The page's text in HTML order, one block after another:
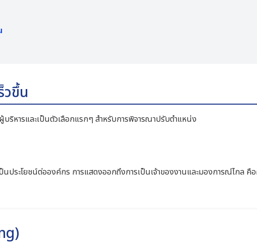
ขึ้น
ริหารและเป็นตัวเลือกแรกๆ สำหรับการพิจารณาปรับตำแหน่ง
ป็นประโยชน์ต่อองค์กร การแสดงออกถึงการเป็นเจ้าของงานและมองการณ์ไกล